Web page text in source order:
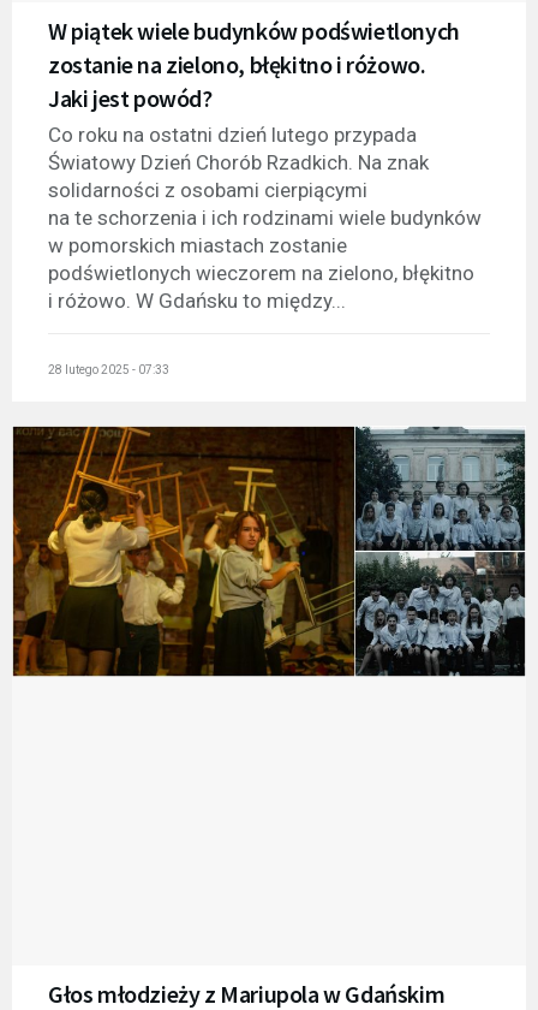
W piątek wiele budynków podświetlonych
zostanie na zielono, błękitno i różowo.
Jaki jest powód?
Co roku na ostatni dzień lutego przypada
Światowy Dzień Chorób Rzadkich. Na znak
solidarności z osobami cierpiącymi
na te schorzenia i ich rodzinami wiele budynków
w pomorskich miastach zostanie
podświetlonych wieczorem na zielono, błękitno
i różowo. W Gdańsku to między...
28 lutego 2025 - 07:33
Głos młodzieży z Mariupola w Gdańskim